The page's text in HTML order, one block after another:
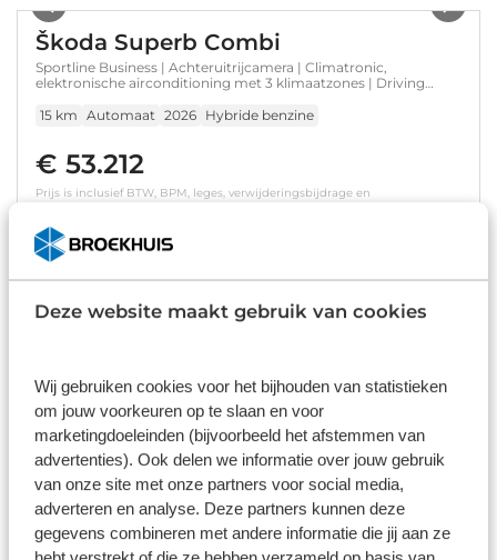
Deze website maakt gebruik van cookies
Wij gebruiken cookies voor het bijhouden van statistieken
om jouw voorkeuren op te slaan en voor
marketingdoeleinden (bijvoorbeeld het afstemmen van
advertenties). Ook delen we informatie over jouw gebruik
van onze site met onze partners voor social media,
adverteren en analyse. Deze partners kunnen deze
gegevens combineren met andere informatie die jij aan ze
Škoda Superb Combi
Sportline Business | Achteruitrijcamera | Climatronic,
elektronische airconditioning met 3 klimaatzones | Driving
15 km Automaat 2026 Hybride benzine
€ 53.212
Prijs is inclusief BTW, BPM, leges, verwijderingsbijdrage en
Op voorraad
1 /31
Škoda Superb Combi
Style iV 218pk DSG/AUTO | Elektrisch verstelb. voorstoelen | 95%
SOH | Adaptive cruise | DAB l Stoelverwarming | Elektr.
achterklep | Navigatie | 17" LMV
76.778 km Automaat 2023 Hybride benzine
€ 28.900
Prijs is inclusief BTW en BPM.
Op voorraad